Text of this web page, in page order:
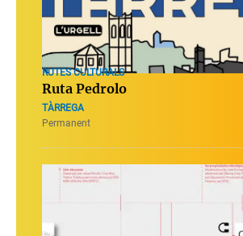
RUTES CULTURALS
Ruta Pedrolo
TÀRREGA
Permanent